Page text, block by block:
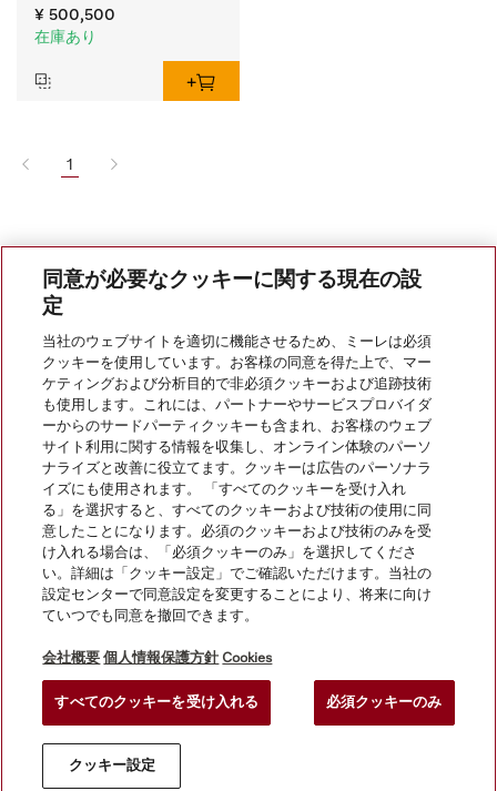
MaxiComfortバスケット I
BrilliantLight（ブリリアン
¥ 500,500
在庫あり
1
会社案内
サービス
© Miele Japan Corp. All rights reserved.
同意が必要なクッキーに関する現在の設
定
当社のウェブサイトを適切に機能させるため、ミーレは必須
クッキーを使用しています。お客様の同意を得た上で、マー
ケティングおよび分析目的で非必須クッキーおよび追跡技術
も使用します。これには、パートナーやサービスプロバイダ
ーからのサードパーティクッキーも含まれ、お客様のウェブ
サイト利用に関する情報を収集し、オンライン体験のパーソ
ナライズと改善に役立てます。クッキーは広告のパーソナラ
イズにも使用されます。 「すべてのクッキーを受け入れ
る」を選択すると、すべてのクッキーおよび技術の使用に同
意したことになります。必須のクッキーおよび技術のみを受
け入れる場合は、「必須クッキーのみ」を選択してくださ
い。詳細は「クッキー設定」でご確認いただけます。当社の
設定センターで同意設定を変更することにより、将来に向け
ていつでも同意を撤回できます。
会社概要 個人情報保護方針 Cookies
すべてのクッキーを受け入れる 必須クッキーのみ
クッキー設定